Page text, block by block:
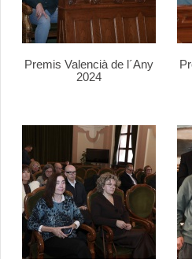
Premis Valencià de l´Any
2024